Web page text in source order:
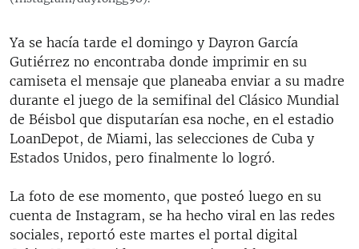
LA INVASIÓN DE RUSIA A UCRANIA
Ya se hacía tarde el domingo y Dayron García
Gutiérrez no encontraba donde imprimir en su
camiseta el mensaje que planeaba enviar a su madre
durante el juego de la semifinal del Clásico Mundial
de Béisbol que disputarían esa noche, en el estadio
LoanDepot, de Miami, las selecciones de Cuba y
Estados Unidos, pero finalmente lo logró.
La foto de ese momento, que posteó luego en su
cuenta de Instagram, se ha hecho viral en las redes
sociales, reportó este martes el portal digital